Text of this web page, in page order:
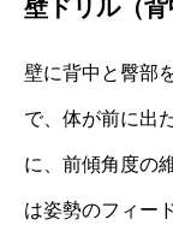
壁ドリル（背
壁に背中と臀部
で、体が前に出
に、前傾角度の
は姿勢のフィー